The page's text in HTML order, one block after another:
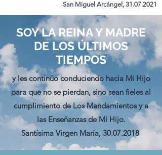
San Miguel Arcángel, 31.07.2021
SOY LA REINA Y MADRE
DE LOS ÚLTIMOS
TIEMPOS
y les continúo conduciendo hacia Mi Hijo
para que no se pierdan, sino sean fieles al
cumplimiento de Los Mandamientos y a
las Enseñanzas de Mi Hijo.
Santísima Virgen María, 30.07.2018